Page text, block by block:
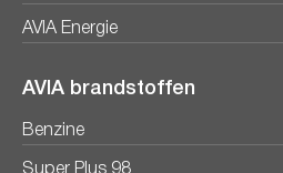
AVIA Energie
AVIA brandstoffen
Benzine